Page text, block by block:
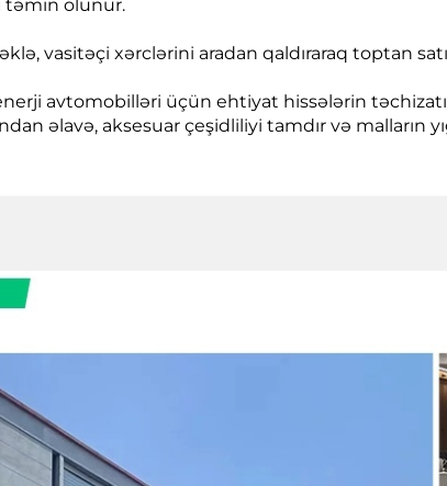
təmin olunur.
vasitəçi xərclərini aradan qaldıraraq toptan
avtomobilləri üçün ehtiyat hissələrin
əlavə, aksesuar çeşidliliyi tamdır və malların